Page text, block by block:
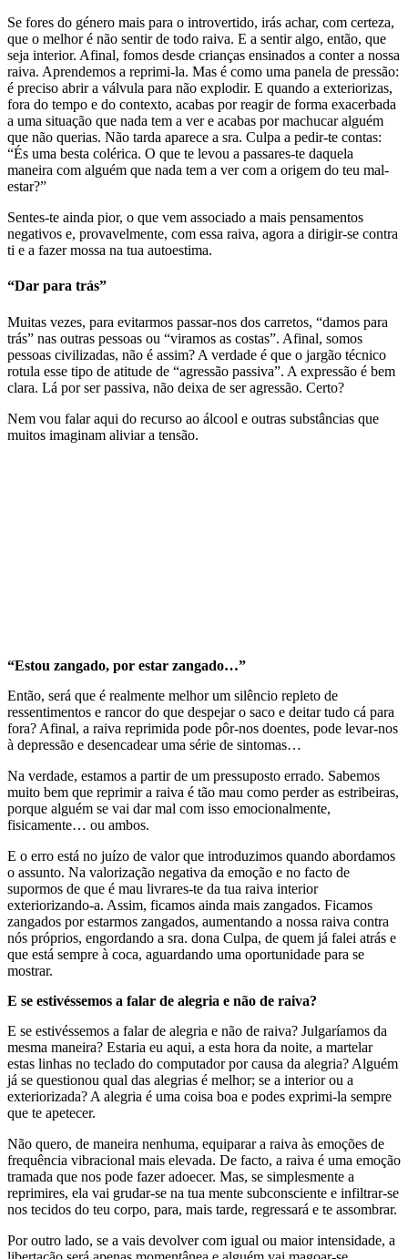
Se fores do género mais para o introvertido, irás achar, com certeza,
que o melhor é não sentir de todo raiva. E a sentir algo, então, que
seja interior. Afinal, fomos desde crianças ensinados a conter a nossa
raiva. Aprendemos a reprimi-la. Mas é como uma panela de pressão:
é preciso abrir a válvula para não explodir. E quando a exteriorizas,
fora do tempo e do contexto, acabas por reagir de forma exacerbada
a uma situação que nada tem a ver e acabas por machucar alguém
que não querias. Não tarda aparece a sra. Culpa a pedir-te contas:
“És uma besta colérica. O que te levou a passares-te daquela
maneira com alguém que nada tem a ver com a origem do teu mal-
estar?”
Sentes-te ainda pior, o que vem associado a mais pensamentos
negativos e, provavelmente, com essa raiva, agora a dirigir-se contra
ti e a fazer mossa na tua autoestima.
“Dar para trás”
Muitas vezes, para evitarmos passar-nos dos carretos, “damos para
trás” nas outras pessoas ou “viramos as costas”. Afinal, somos
pessoas civilizadas, não é assim? A verdade é que o jargão técnico
rotula esse tipo de atitude de “agressão passiva”. A expressão é bem
clara. Lá por ser passiva, não deixa de ser agressão. Certo?
Nem vou falar aqui do recurso ao álcool e outras substâncias que
muitos imaginam aliviar a tensão.
“Estou zangado, por estar zangado…”
Então, será que é realmente melhor um silêncio repleto de
ressentimentos e rancor do que despejar o saco e deitar tudo cá para
fora? Afinal, a raiva reprimida pode pôr-nos doentes, pode levar-nos
à depressão e desencadear uma série de sintomas…
Na verdade, estamos a partir de um pressuposto errado. Sabemos
muito bem que reprimir a raiva é tão mau como perder as estribeiras,
porque alguém se vai dar mal com isso emocionalmente,
fisicamente… ou ambos.
E o erro está no juízo de valor que introduzimos quando abordamos
o assunto. Na valorização negativa da emoção e no facto de
supormos de que é mau livrares-te da tua raiva interior
exteriorizando-a. Assim, ficamos ainda mais zangados. Ficamos
zangados por estarmos zangados, aumentando a nossa raiva contra
nós próprios, engordando a sra. dona Culpa, de quem já falei atrás e
que está sempre à coca, aguardando uma oportunidade para se
mostrar.
E se estivéssemos a falar de alegria e não de raiva?
E se estivéssemos a falar de alegria e não de raiva? Julgaríamos da
mesma maneira? Estaria eu aqui, a esta hora da noite, a martelar
estas linhas no teclado do computador por causa da alegria? Alguém
já se questionou qual das alegrias é melhor; se a interior ou a
exteriorizada? A alegria é uma coisa boa e podes exprimi-la sempre
que te apetecer.
Não quero, de maneira nenhuma, equiparar a raiva às emoções de
frequência vibracional mais elevada. De facto, a raiva é uma emoção
tramada que nos pode fazer adoecer. Mas, se simplesmente a
reprimires, ela vai grudar-se na tua mente subconsciente e infiltrar-se
nos tecidos do teu corpo, para, mais tarde, regressará e te assombrar.
Por outro lado, se a vais devolver com igual ou maior intensidade, a